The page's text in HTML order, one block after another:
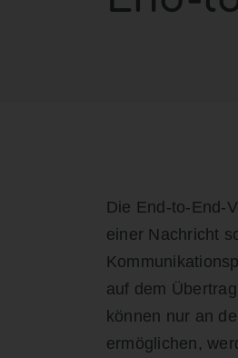
Die End-to-End-
einer Nachricht
auf dem
können nur an
ermöglichen,